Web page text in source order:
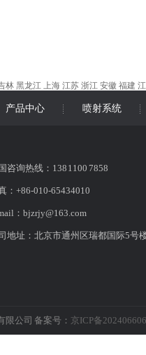
林 黑龙江 上海 江苏 浙江 安徽 福建
产品中心 喷射系统
咨询热线：138 1100 7858
：+86-010-65434010
：bjzrjy@163.com
地址：北京市通州区瑞都国际5号
公司 备案号： 京ICP备